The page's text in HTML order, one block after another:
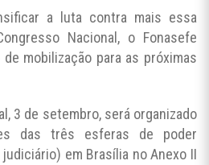
a luta contra mais essa
Nacional, o Fonasefe
mobilização para as próximas
3 de setembro, será organizado
das três esferas de poder
em Brasília no Anexo II